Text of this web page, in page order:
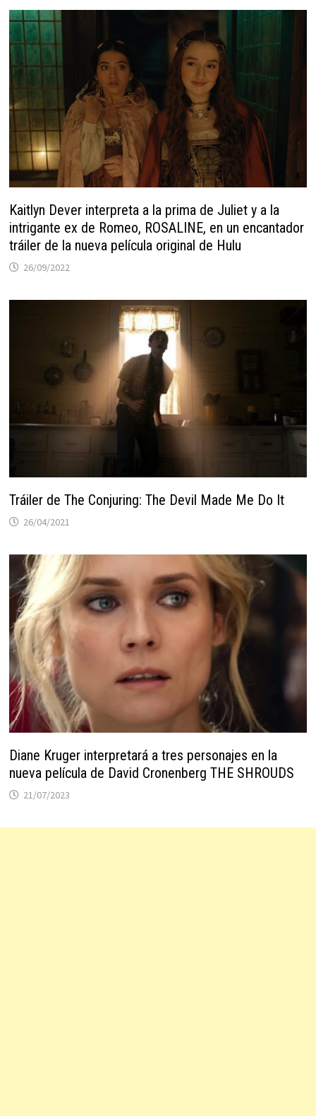
Kaitlyn Dever interpreta a la prima de Juliet y a la
intrigante ex de Romeo, ROSALINE, en un encantador
tráiler de la nueva película original de Hulu
26/09/2022
Tráiler de The Conjuring: The Devil Made Me Do It
26/04/2021
Diane Kruger interpretará a tres personajes en la
nueva película de David Cronenberg THE SHROUDS
21/07/2023